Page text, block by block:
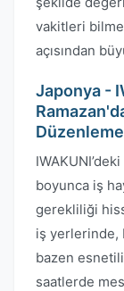
vakitleri
açısından
Japonya -
boyunca iş
gerekliliği
iş yerlerinde,
bazen
saatlerde